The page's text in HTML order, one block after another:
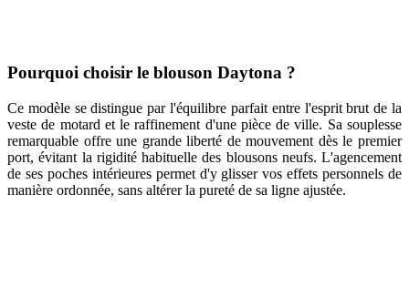
Pourquoi choisir le blouson Daytona ?
Ce modèle se distingue par l'équilibre parfait entre l'esprit brut de la
veste de motard et le raffinement d'une pièce de ville. Sa souplesse
remarquable offre une grande liberté de mouvement dès le premier
port, évitant la rigidité habituelle des blousons neufs. L'agencement
de ses poches intérieures permet d'y glisser vos effets personnels de
manière ordonnée, sans altérer la pureté de sa ligne ajustée.